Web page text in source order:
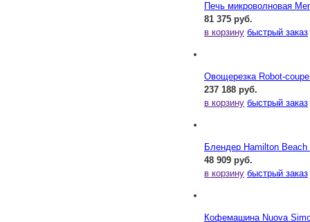
Печь микроволновая
81 375 руб.
в корзину быстрый заказ
Овощерезка Robot-
237 188 руб.
в корзину быстрый заказ
Блендер Hamilton Beach
48 909 руб.
в корзину быстрый заказ
Кофемашина Nuova